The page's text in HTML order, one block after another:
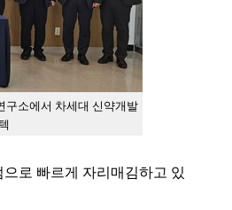
구소에서 차세대 신약개발
로 빠르게 자리매김하고 있